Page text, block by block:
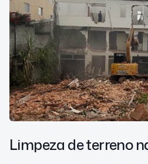
Limpeza de terreno